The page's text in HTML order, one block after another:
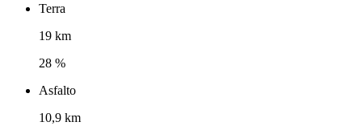
Terra
19 km
28 %
Asfalto
10,9 km